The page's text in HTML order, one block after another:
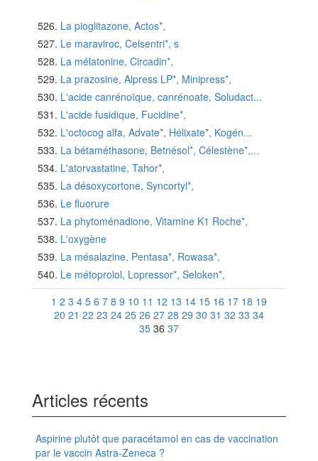
La pioglitazone, Actos*,
Le maraviroc, Celsentri*, s
La mélatonine, Circadin*,
La prazosine, Alpress LP*, Minipress*,
L'acide canrénoïque, canrénoate, Soludact...
L'acide fusidique, Fucidine*,
L'octocog alfa, Advate*, Hélixate*, Kogén...
La bétaméthasone, Betnésol*, Célestène*,...
L'atorvastatine, Tahor*,
La désoxycortone, Syncortyl*,
Le fluorure
La phytoménadione, Vitamine K1 Roche*,
L'oxygène
La mésalazine, Pentasa*, Rowasa*,
Le métoprolol, Lopressor*, Seloken*,
1 2 3 4 5 6 7 8 9 10 11 12 13 14 15 16 17 18 19
20 21 22 23 24 25 26 27 28 29 30 31 32 33 34
35 36 37
Articles récents
Aspirine plutôt que paracétamol en cas de vaccination
par le vaccin Astra-Zeneca ?